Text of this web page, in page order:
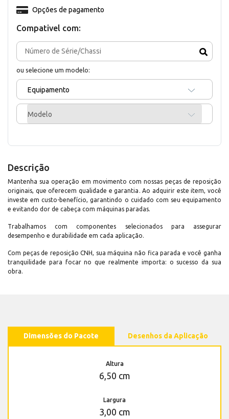
Compativel com:
ou selecione um modelo:
Equipamento
Modelo
Opções de pagamento
Descrição
Mantenha sua operação em movimento com nossas peças de reposição
originais, que oferecem qualidade e garantia. Ao adquirir este item, você
investe em custo-benefício, garantindo o cuidado com seu equipamento
e evitando dor de cabeça com máquinas paradas.
Trabalhamos com componentes selecionados para assegurar
desempenho e durabilidade em cada aplicação.
Com peças de reposição CNH, sua máquina não fica parada e você ganha
tranquilidade para focar no que realmente importa: o sucesso da sua
obra.
Dimensões do Pacote Desenhos da Aplicação
Altura
6,50 cm
Largura
3,00 cm